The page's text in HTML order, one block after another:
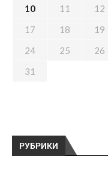
РУБРИКИ
10
11 12
17
18 19
24
25 26
31